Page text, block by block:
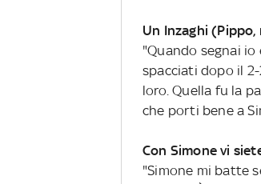
Un Inzaghi
"Quando segnai
spacciati dopo il 2-
loro. Quella fu la
che porti bene a
Con Simone vi
"Simone mi batte